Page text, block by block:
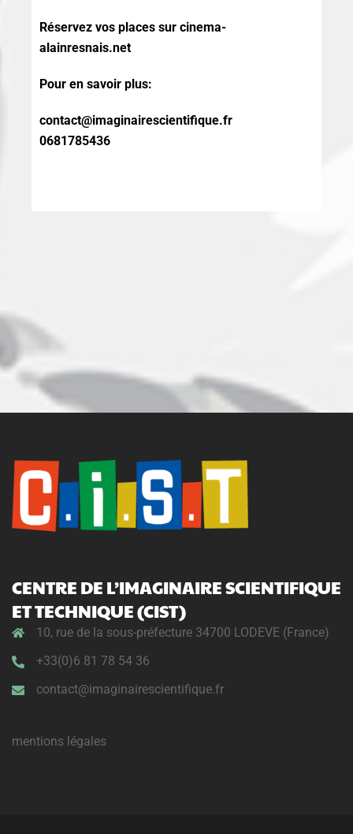
Réservez vos places sur cinema-
alainresnais.net
Pour en savoir plus:
contact@imaginairescientifique.fr
0681785436
CENTRE DE L’IMAGINAIRE SCIENTIFIQUE
ET TECHNIQUE (CIST)
10, rue de la sous-préfecture 34700 LODEVE (France)
+33(0)6 81 78 54 36
contact@imaginairescientifique.fr
mentions légales